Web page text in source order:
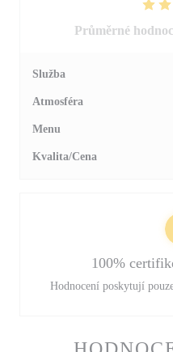
Průměrné
Služba
Atmosféra
Menu
Kvalita/Cena
100%
Hodnocení poskytují